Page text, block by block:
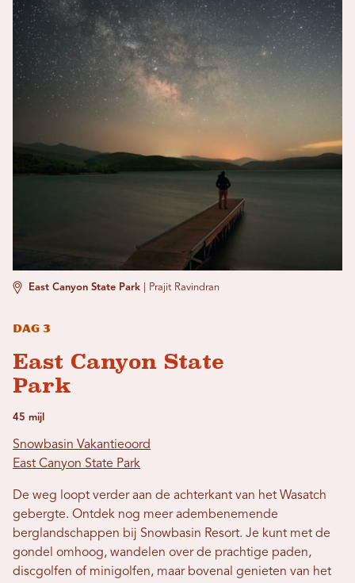
East Canyon State Park Prajit Ravindran
Dag 3
East Canyon State
Park
45 mijl
Snowbasin Vakantieoord
East Canyon State Park
De weg loopt verder aan de achterkant van het Wasatch
gebergte. Ontdek nog meer adembenemende
berglandschappen bij Snowbasin Resort. Je kunt met de
gondel omhoog, wandelen over de prachtige paden,
discgolfen of minigolfen, maar bovenal genieten van het